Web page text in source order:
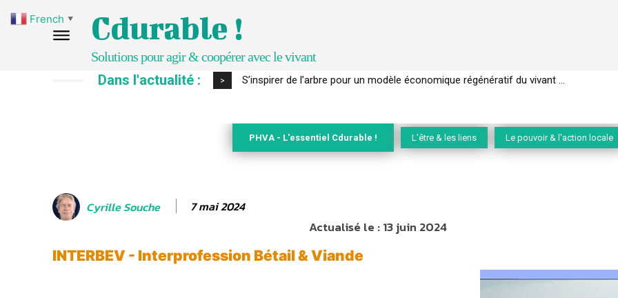
Cdurable !
Solutions pour agir & coopérer avec le vivant
Dans l'actualité : > S’inspirer de l’arbre pour un modèle économique régénératif du vivant …
IPBES : le « GIEC de la biodiversité » appelle les entreprises à devenir des alliées
PHVA - L'essentiel Cdurable ! L'être & les liens Le pouvoir & l'action locale
Cyrille Souche 7 mai 2024
Actualisé le :13 juin 2024
INTERBEV - Interprofession Bétail & Viande
French ▼